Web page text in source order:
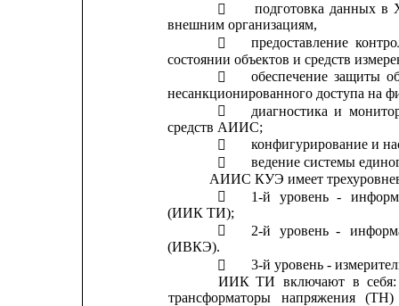

подготовка данных в
внешним организациям,

предоставление
состоянии объектов и средств

обеспечение защиты
несанкционированного доступа на

диагностика и
средств АИИС;

конфигурирование и

ведение системы
АИИС КУЭ имеет

1-й уровень -
(ИИК ТИ);

2-й уровень -
(ИВКЭ).

3-й уровень -
ИИК ТИ включают в себя:
трансформаторы
напряжения (ТН)